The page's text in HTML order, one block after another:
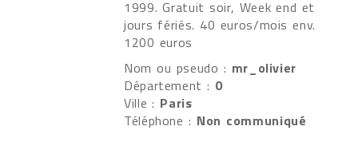
1999. Gratuit soir, Week end et
jours fériés. 40 euros/mois env.
1200 euros
Nom ou pseudo : mr_olivier
Département : 0
Ville : Paris
Téléphone : Non communiqué